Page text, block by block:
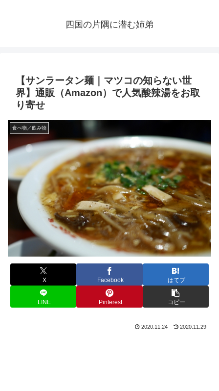
四国の片隅に潜む姉弟
【サンラータン麺｜マツコの知らない世
界】通販（Amazon）で人気酸辣湯をお取
り寄せ
食べ物／飲み物
X Facebook はてブ
LINE Pinterest コピー
2020.11.24 2020.11.29